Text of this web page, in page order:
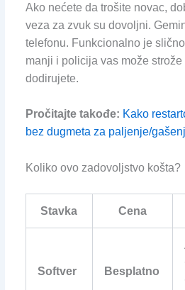
Ako nećete da trošite novac,
veza za zvuk su dovoljni.
telefonu. Funkcionalno je
manji i policija vas može
dodirujete.
Pročitajte takođe: Kako
bez dugmeta za paljenje/
Koliko ovo zadovoljstvo košta?
Stavka Cena
Softver Besplatno